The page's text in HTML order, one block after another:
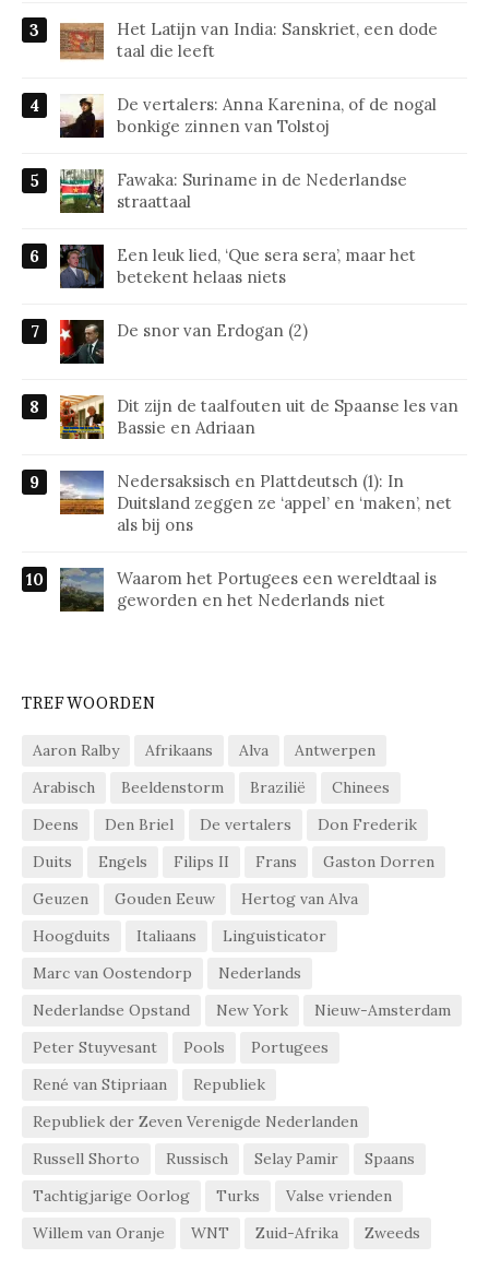
Het Latijn van India: Sanskriet, een dode
taal die leeft
De vertalers: Anna Karenina, of de nogal
bonkige zinnen van Tolstoj
Fawaka: Suriname in de Nederlandse
straattaal
Een leuk lied, ‘Que sera sera’, maar het
betekent helaas niets
De snor van Erdogan (2)
Dit zijn de taalfouten uit de Spaanse les van
Bassie en Adriaan
Nedersaksisch en Plattdeutsch (1): In
Duitsland zeggen ze ‘appel’ en ‘maken’, net
als bij ons
Waarom het Portugees een wereldtaal is
geworden en het Nederlands niet
TREFWOORDEN
Aaron Ralby Afrikaans Alva
Antwerpen
Arabisch
Beeldenstorm Brazilië
Chinees
Deens
Den Briel De vertalers
Don Frederik
Duits
Engels Filips II Frans
Gaston Dorren
Geuzen
Gouden Eeuw
Hertog van Alva
Hoogduits
Italiaans
Linguisticator
Marc van Oostendorp
Nederlands
Nederlandse Opstand
New York
Nieuw-Amsterdam
Peter Stuyvesant
Pools
Portugees
René van Stipriaan
Republiek
Republiek der Zeven Verenigde Nederlanden
Russell Shorto
Russisch Selay Pamir
Spaans
Tachtigjarige Oorlog
Turks
Valse vrienden
Willem van Oranje
WNT Zuid-Afrika Zweeds